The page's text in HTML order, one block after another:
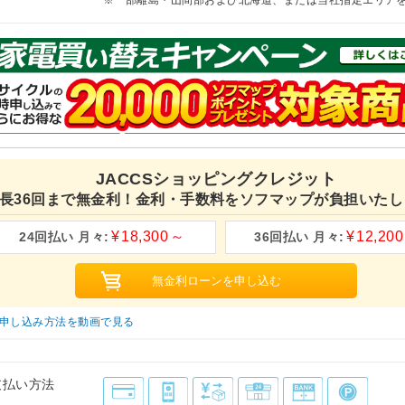
JACCSショッピングクレジット
36回まで無金利！金利・手数料をソフマップが負担いた
18,300 12,200
し込み方法を動画で見る
い方法